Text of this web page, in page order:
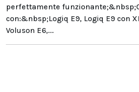
perfettamente
con:&nbsp;Logiq E9, Logiq E9 con
Voluson E6,...